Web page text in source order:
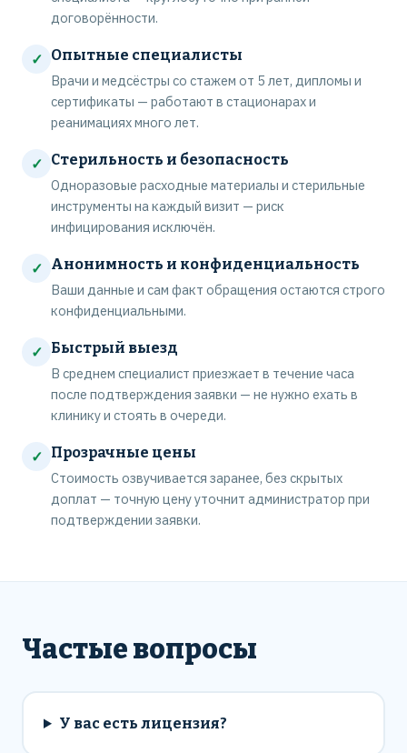
договорённости.
✓ Опытные специалисты
Врачи и медсёстры со стажем от 5 лет, дипломы и
сертификаты — работают в стационарах и
реанимациях много лет.
✓ Стерильность и безопасность
Одноразовые расходные материалы и стерильные
инструменты на каждый визит — риск
инфицирования исключён.
✓ Анонимность и конфиденциальность
Ваши данные и сам факт обращения остаются строго
конфиденциальными.
✓ Быстрый выезд
В среднем специалист приезжает в течение часа
после подтверждения заявки — не нужно ехать в
клинику и стоять в очереди.
✓ Прозрачные цены
Стоимость озвучивается заранее, без скрытых
доплат — точную цену уточнит администратор при
подтверждении заявки.
Частые вопросы
У вас есть лицензия?